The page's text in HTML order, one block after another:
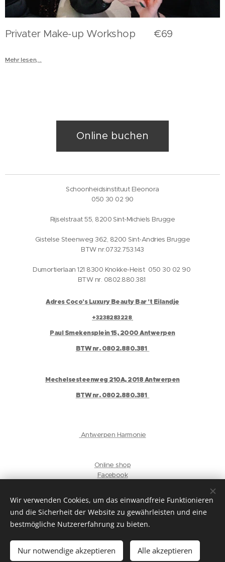
Privater Make-up Workshop €69
Mehr lesen,...
Online buchen
Schoonheidsinstituut Eleonora
050 30 02 90
Rijselstraat 55, 8200 Sint-Michiels Brugge
Gistelse Steenweg 362, 8200 Sint-Andries Brugge
BTW nr.0732.753.143
Dumortierlaan 121 8300 Knokke-Heist 050 30 02 90
BTW nr. 0802.880.381
Adres Coco's Luxury Beauty Bar 't Eilandje
+3238283228
Paul Smekensplein 15, 2000 Antwerpen
BTW nr. 0802.880.381
Mechelsesteenweg 210A, 2018 Antwerpen
BTW nr. 0802.880.381
Antwerpen Harmonie
Online shop
Facebook
privacyverklaring
Sprachen
Nederlands
English Français Deutsch
Wir verwenden Cookies, um das einwandfreie Funktionieren
und die Sicherheit der Website zu gewährleisten und eine
bestmögliche Nutzererfahrung zu bieten.
Nur notwendige akzeptieren Alle akzeptieren